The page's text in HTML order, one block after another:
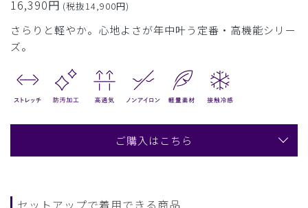
16,390円 (税抜14,900円)
さらりと軽やか。心地よさが年中叶う定番・高機能シリー
ズ。
ご購入はこちら
セットアップで着用できる商品